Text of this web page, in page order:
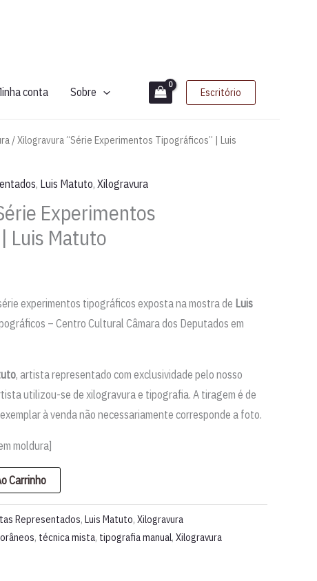
conta Sobre Escritório
/ Xilogravura “Série Experimentos Tipográficos” | Luis
, Luis Matuto, Xilogravura
Experimentos
Luis Matuto
experimentos tipográficos exposta na mostra de Luis
– Centro Cultural Câmara dos Deputados em
, artista representado com exclusividade pelo nosso
utilizou-se de xilogravura e tipografia. A tiragem é de
à venda não necessariamente corresponde a foto.
moldura]
Carrinho
Representados, Luis Matuto, Xilogravura
, técnica mista, tipografia manual, Xilogravura